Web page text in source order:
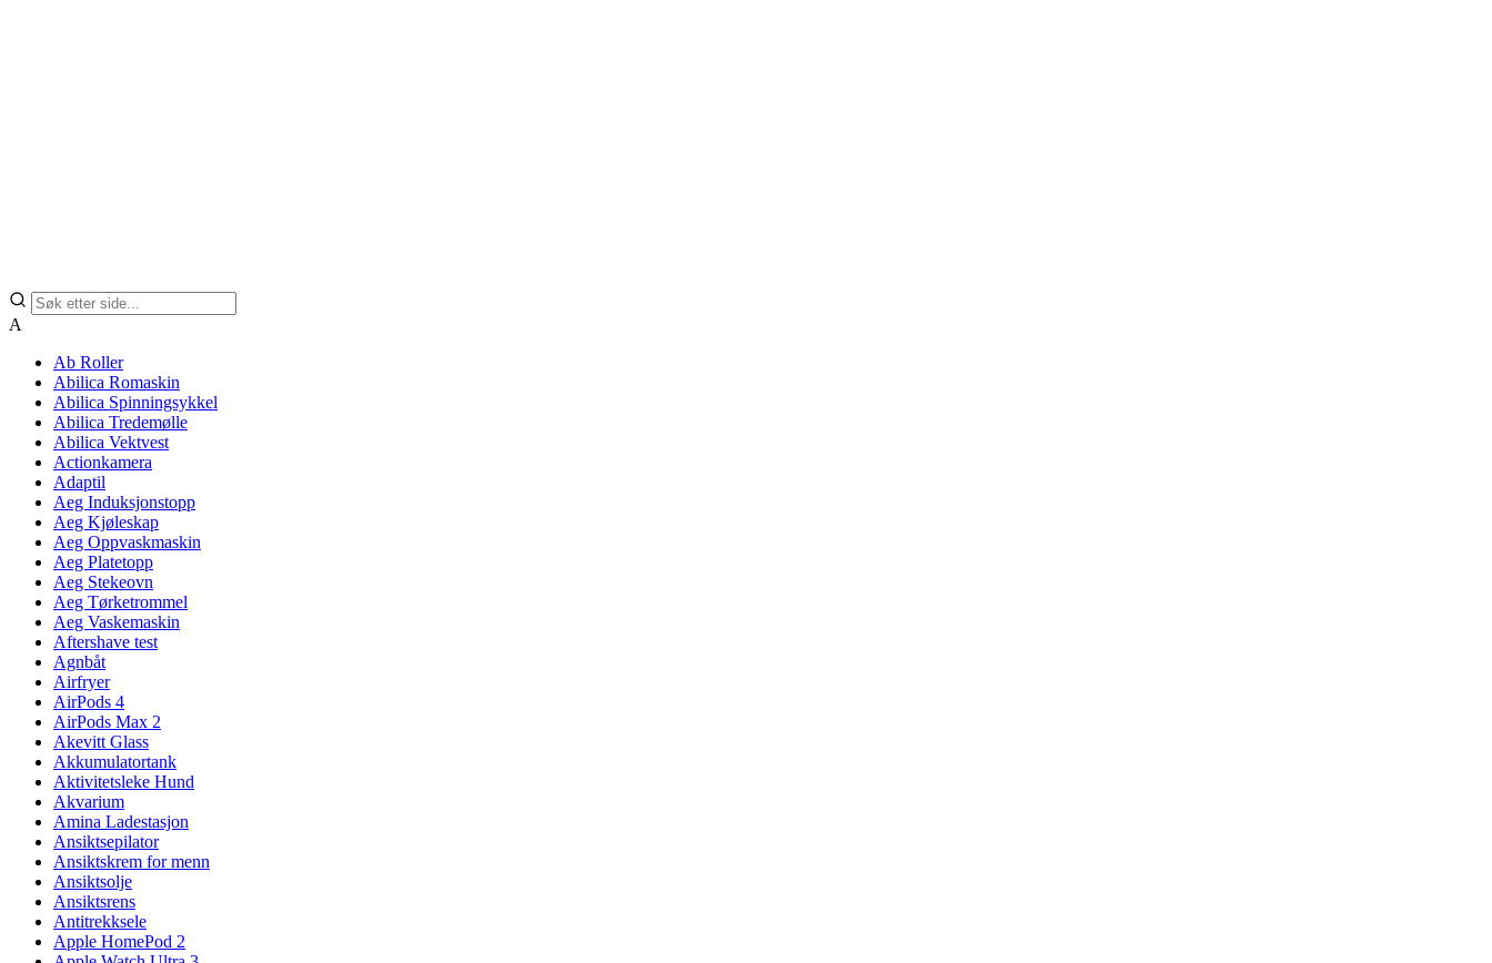
A
Ab Roller
Abilica Romaskin
Abilica Spinningsykkel
Abilica Tredemølle
Abilica Vektvest
Actionkamera
Adaptil
Aeg Induksjonstopp
Aeg Kjøleskap
Aeg Oppvaskmaskin
Aeg Platetopp
Aeg Stekeovn
Aeg Tørketrommel
Aeg Vaskemaskin
Aftershave test
Agnbåt
Airfryer
AirPods 4
AirPods Max 2
Akevitt Glass
Akkumulatortank
Aktivitetsleke Hund
Akvarium
Amina Ladestasjon
Ansiktsepilator
Ansiktskrem for menn
Ansiktsolje
Ansiktsrens
Antitrekksele
Apple HomePod 2